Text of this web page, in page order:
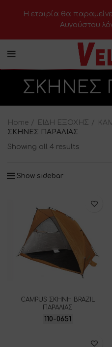
ΣΚΗΝΕΣ
Home ΕΙΔΗ ΕΞΟΧΗΣ
ΣΚΗΝΕΣ ΠΑΡΑΛΙΑΣ
Showing all 4 results
Show sidebar
CAMPUS ΣΚΗΝΗ BRAZIL
ΠΑΡΑΛΙΑΣ
110-0651
H εταιρία θα
Αυγούστου